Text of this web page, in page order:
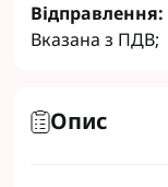
Відправлення:
Вказана з ПДВ;
Опис